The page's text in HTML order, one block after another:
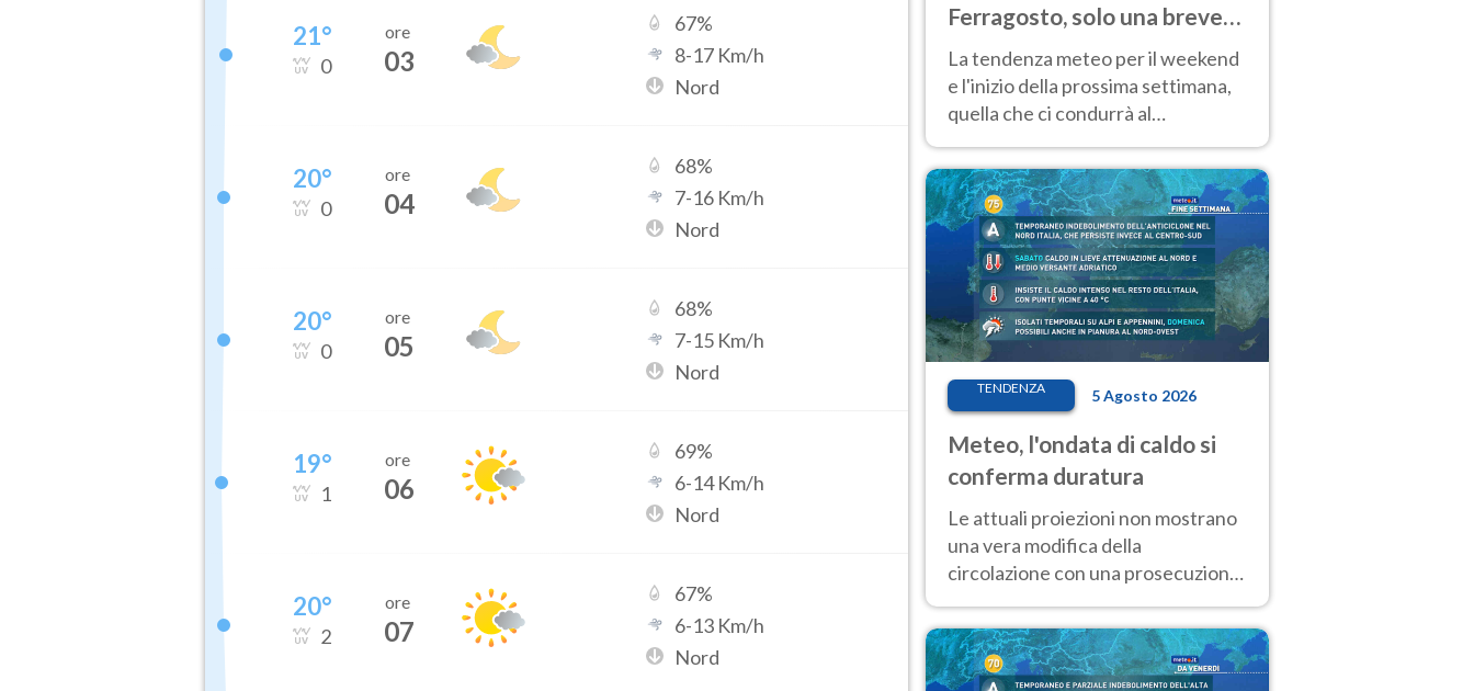
21°
0
ore
03
67%
8-17 Km/h
Nord
20°
0
ore
04
68%
7-16 Km/h
Nord
20°
0
ore
05
68%
7-15 Km/h
Nord
19°
1
ore
06
69%
6-14Km/h
Nord
20°
2
ore
07
67%
6-13 Km/h
Nord
Ferragosto, solo una breve
pausa. Ecco dove
La tendenza meteo per il weekend
e l'inizio della prossima settimana,
quella che ci condurrà al
temperature molto elevate
TENDENZA 5 Agosto 2026
Meteo, l'ondata di caldo si
conferma duratura
Le attuali proiezioni non mostrano
una vera modifica della
circolazione con una prosecuzione
giorni, compresa la settimana di
Ferragosto